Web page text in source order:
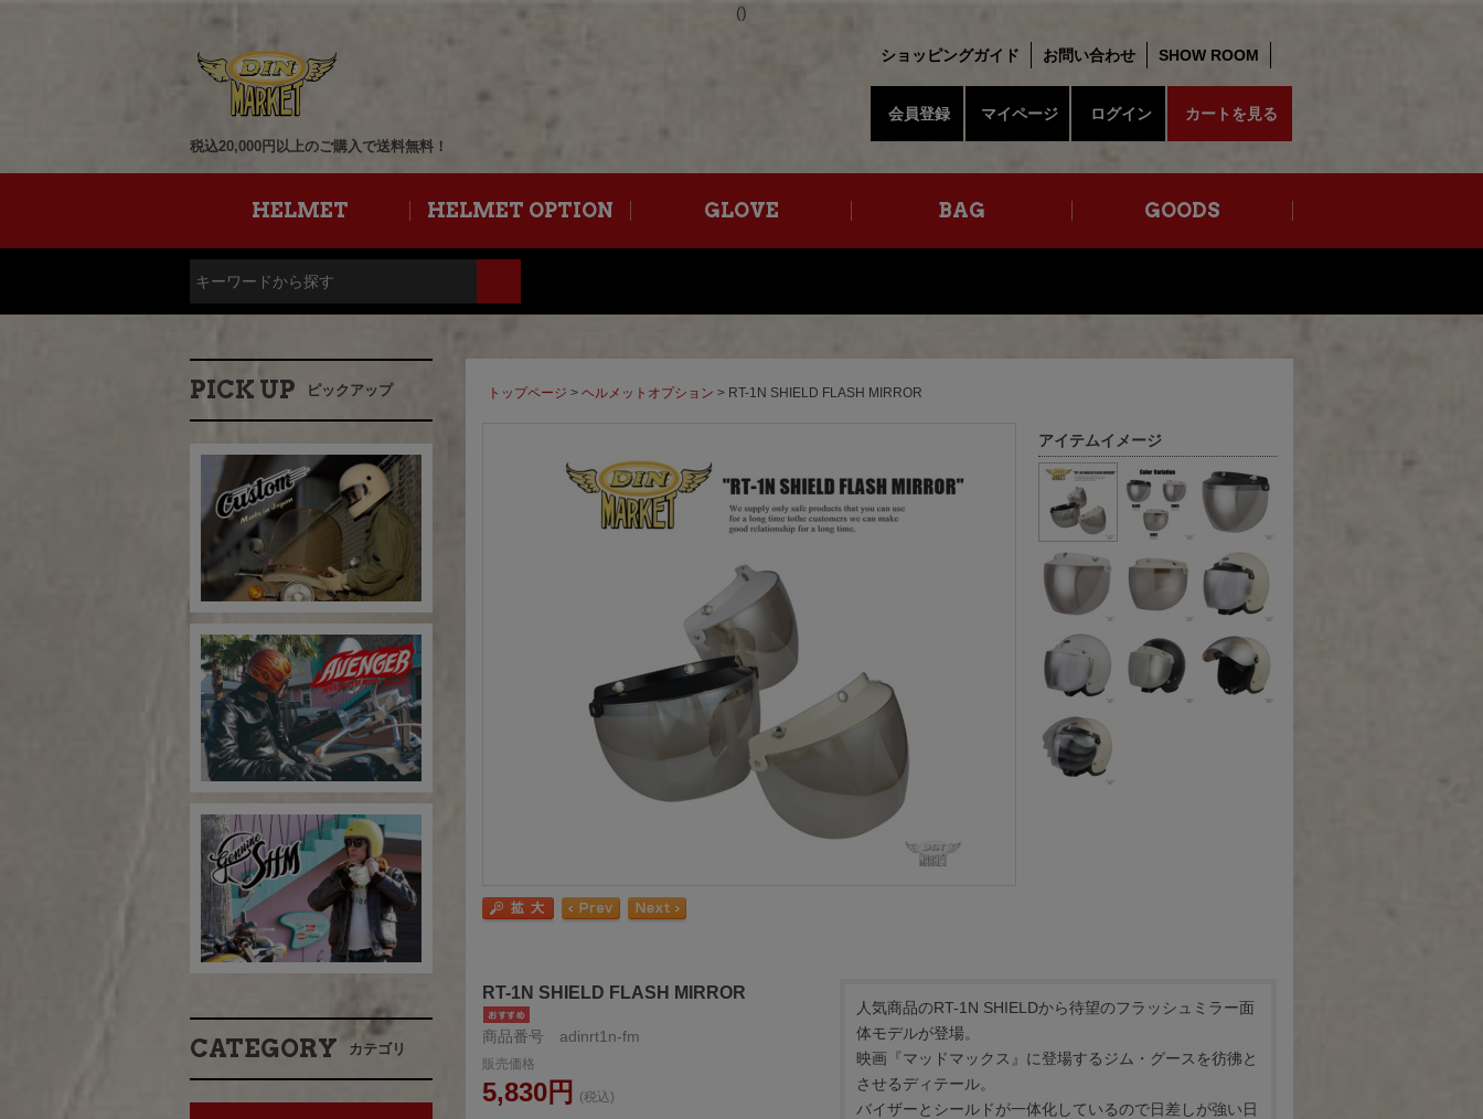
()
税込20,000円以上のご購入で送料無料！
ショッピングガイド お問い合わせ SHOW ROOM
会員登録 マイページ ログイン カートを見る
HELMET HELMET OPTION GLOVE BAG GOODS
PICK UP ピックアップ
CATEGORY カテゴリ
トップページ > ヘルメットオプション > RT-1N SHIELD FLASH MIRROR
アイテムイメージ
人気商品のRT-1N SHIELDから待望のフラッシュミラー面
体モデルが登場。
映画『マッドマックス』に登場するジム・グースを彷彿と
させるディテール。
バイザーとシールドが一体化しているので日差しが強い日
RT-1N SHIELD FLASH MIRROR
商品番号 adinrt1n-fm
販売価格
5,830円 (税込)